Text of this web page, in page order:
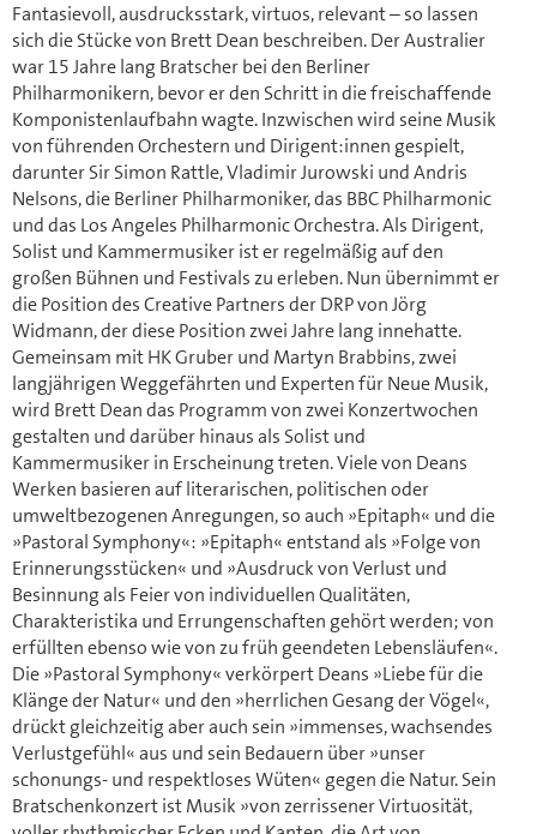
Fantasievoll, ausdrucksstark, virtuos, relevant – so lassen
sich die Stücke von Brett Dean beschreiben. Der Australier
war 15 Jahre lang Bratscher bei den Berliner
Philharmonikern, bevor er den Schritt in die freischaffende
Komponistenlaufbahn wagte. Inzwischen wird seine Musik
von führenden Orchestern und Dirigent:innen gespielt,
darunter Sir Simon Rattle, Vladimir Jurowski und Andris
Nelsons, die Berliner Philharmoniker, das BBC Philharmonic
und das Los Angeles Philharmonic Orchestra. Als Dirigent,
Solist und Kammermusiker ist er regelmäßig auf den
großen Bühnen und Festivals zu erleben. Nun übernimmt er
die Position des Creative Partners der DRP von Jörg
Widmann, der diese Position zwei Jahre lang innehatte.
Gemeinsam mit HK Gruber und Martyn Brabbins, zwei
langjährigen Weggefährten und Experten für Neue Musik,
wird Brett Dean das Programm von zwei Konzertwochen
gestalten und darüber hinaus als Solist und
Kammermusiker in Erscheinung treten. Viele von Deans
Werken basieren auf literarischen, politischen oder
umweltbezogenen Anregungen, so auch »Epitaph« und die
»Pastoral Symphony«: »Epitaph« entstand als »Folge von
Erinnerungsstücken« und »Ausdruck von Verlust und
Besinnung als Feier von individuellen Qualitäten,
Charakteristika und Errungenschaften gehört werden; von
erfüllten ebenso wie von zu früh geendeten Lebensläufen«.
Die »Pastoral Symphony« verkörpert Deans »Liebe für die
Klänge der Natur« und den »herrlichen Gesang der Vögel«,
drückt gleichzeitig aber auch sein »immenses, wachsendes
Verlustgefühl« aus und sein Bedauern über »unser
schonungs- und respektloses Wüten« gegen die Natur. Sein
Bratschenkonzert ist Musik »von zerrissener Virtuosität,